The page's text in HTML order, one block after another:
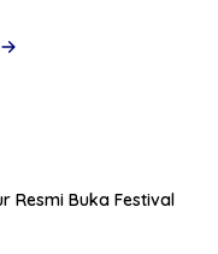
Resmi Buka Festival